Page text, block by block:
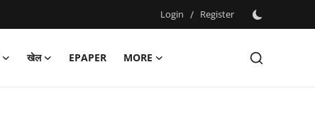
Login / Register
खेल EPAPER
MORE